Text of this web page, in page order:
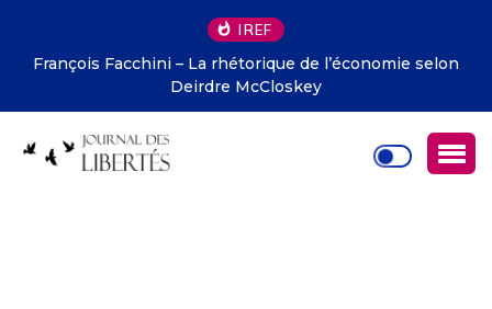
IREF
François Facchini – La rhétorique de l’économie selon
Deirdre McCloskey